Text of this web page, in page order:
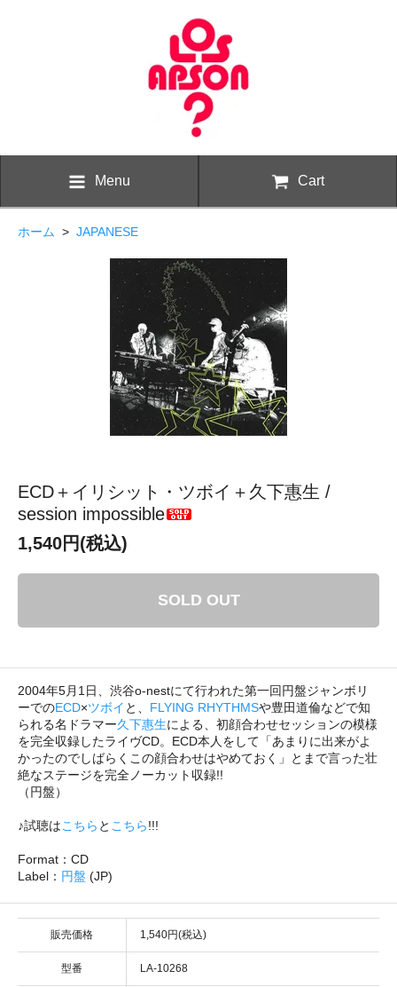
Menu Cart
ホーム > JAPANESE
ECD＋イリシット・ツボイ＋久下惠生 /
session impossible
1,540円(税込)
SOLD OUT
2004年5月1日、渋谷o-nestにて行われた第一回円盤ジャンボリ
ーでのECD×ツボイ と、 FLYING RHYTHMSや豊田道倫などで知
られる名ドラマー久下惠生による、初顔合わせセッションの模様
を完全収録したライヴCD。ECD本人をして「あまりに出来がよ
かったのでしばらくこの顔合わせはやめておく」とまで言った壮
絶なステージを完全ノーカット収録!!
（円盤）
♪試聴はこちら と こちら!!!
Format：CD
Label： 円盤 (JP)
販売価格 1,540円(税込)
型番 LA-10268